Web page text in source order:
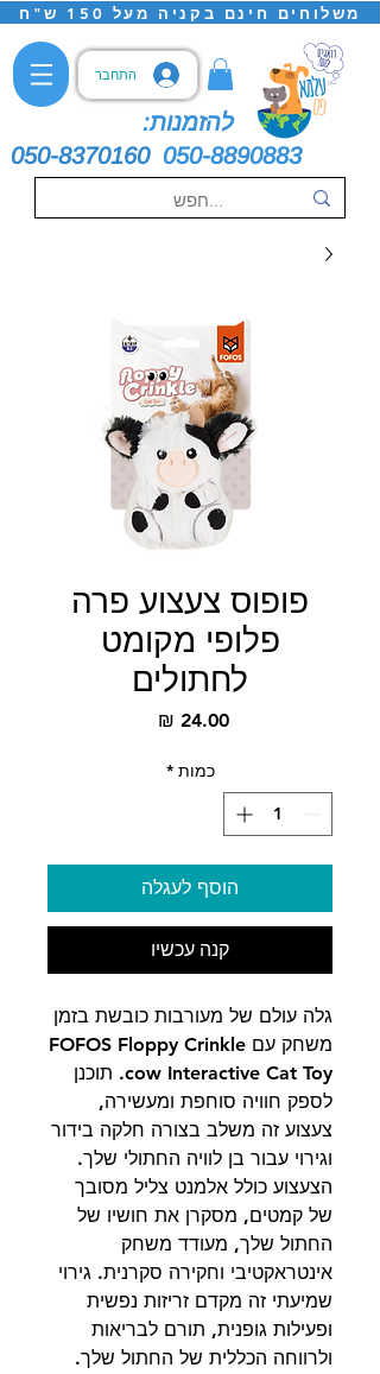
משלוחים חינם בקניה מעל 150 ש"ח
התחבר
להזמנות:
050-8370160 050-8890883
פופוס צעצוע פרה
פלופי מקומט
לחתולים
‏24.00 ‏₪
כמות *
הוסף לעגלה
קנה עכשיו
גלה עולם של מעורבות כובשת בזמן
משחק עם FOFOS Floppy Crinkle
cow Interactive Cat Toy. תוכנן
לספק חוויה סוחפת ומעשירה,
צעצוע זה משלב בצורה חלקה בידור
וגירוי עבור בן לוויה החתולי שלך.
הצעצוע כולל אלמנט צליל מסובך
של קמטים, מסקרן את חושיו של
החתול שלך, מעודד משחק
אינטראקטיבי וחקירה סקרנית. גירוי
שמיעתי זה מקדם זריזות נפשית
ופעילות גופנית, תורם לבריאות
ולרווחה הכללית של החתול שלך.